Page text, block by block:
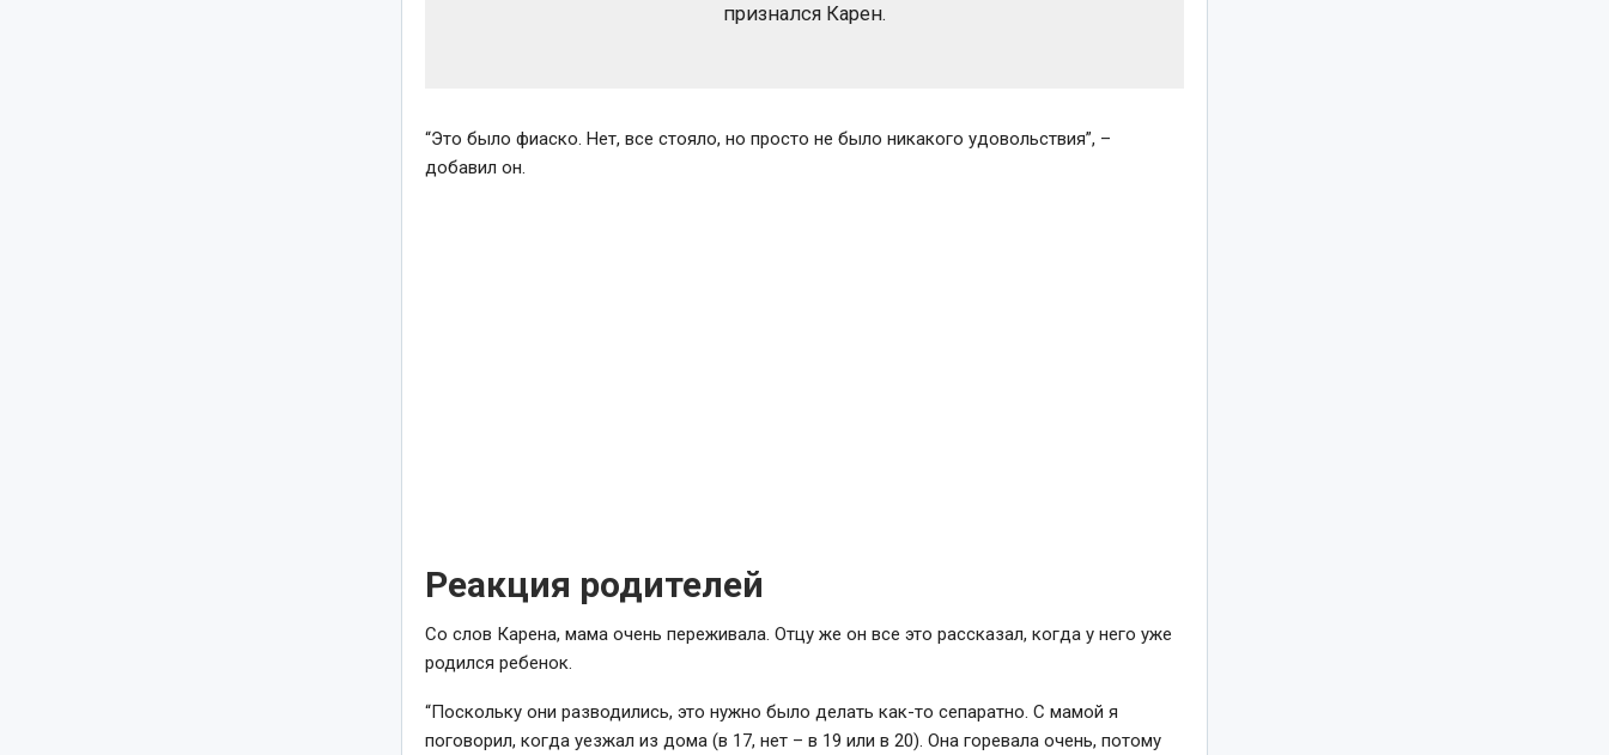
признался Карен.
“Это было фиаско. Нет, все стояло, но просто не было никакого удовольствия”, –
добавил он.
Реакция родителей
Со слов Карена, мама очень переживала. Отцу же он все это рассказал, когда у него уже
родился ребенок.
“Поскольку они разводились, это нужно было делать как-то сепаратно. С мамой я
поговорил, когда уезжал из дома (в 17, нет – в 19 или в 20). Она горевала очень, потому